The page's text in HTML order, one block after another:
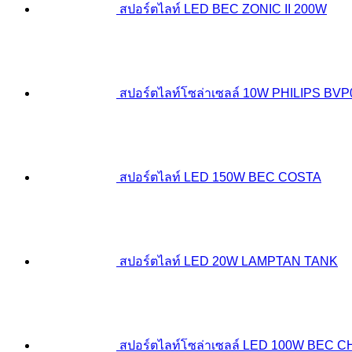
สปอร์ตไลท์ LED BEC ZONIC II 200W
สปอร์ตไลท์โซล่าเซลล์ 10W PHILIPS
สปอร์ตไลท์ LED 150W BEC COSTA
สปอร์ตไลท์ LED 20W LAMPTAN TANK
สปอร์ตไลท์โซล่าเซลล์ LED 100W BEC